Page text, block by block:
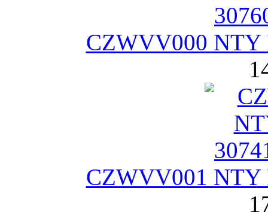
CZWVV000 NTY
CZWVV001 NTY